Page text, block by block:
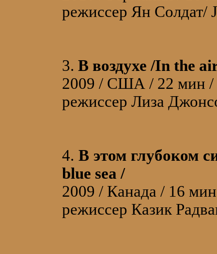
режиссер Ян Солдат/
3. В воздухе /In the
2009 / США / 22 мин /
режиссер Лиза
4. В этом глубоком
blue sea /
2009 / Канада / 16
режиссер Казик